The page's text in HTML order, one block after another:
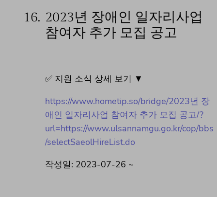
16. 2023년 장애인 일자리사업
참여자 추가 모집 공고
✅ 지원 소식 상세 보기 ▼
https://www.hometip.so/bridge/2023년 장
애인 일자리사업 참여자 추가 모집 공고/?
url=https://www.ulsannamgu.go.kr/cop/bbs
/selectSaeolHireList.do
작성일: 2023-07-26 ~